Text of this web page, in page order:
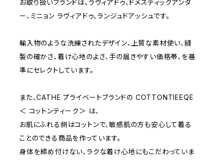
E70
YELLOW
PURPLE
BLUE
5000~
お取り扱いブランドは、ラヴィアドゥ、ドメスティックアンダ
ー、ミニョン ラヴィアドゥ、ランジュドアッシュです。
輸入物のような洗練されたデザイン、上質な素材使い、縫
製の確かさ、着け心地のよさ、手の届きやすい価格帯、を基
準にセレクトしています。
また、CATHE プライベートブランドの COTTONTIEEQE
＜ コットンティーク＞ は、
お肌にふれる側はコットンで、敏感肌の方も安心して着る
ことのできる商品を作っています。
身体を締め付けない、ラクな着け心地にもこだわっていま